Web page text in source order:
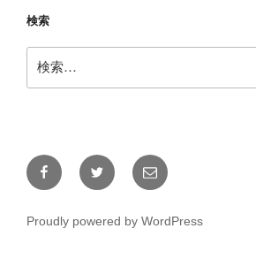
検索
索:
FacebookTwitter
メ
ー
Proudly powered by WordPress